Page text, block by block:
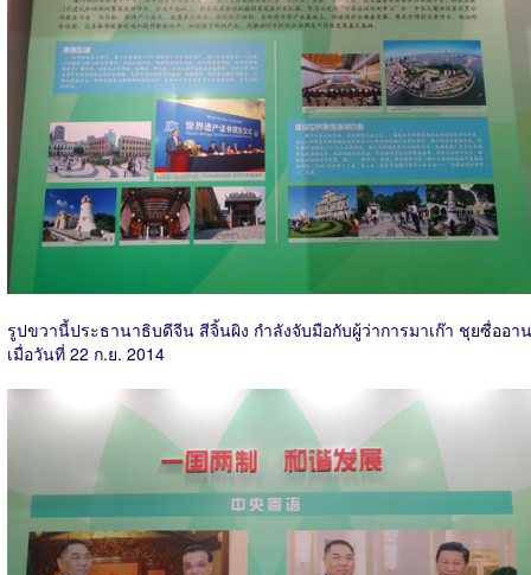
รูปขวานี้ประธานาธิบดีจีน สีจิ้นผิง กำลังจับมือกับผู้ว่าการมาเก๊า ชุยซื่ออาน
เมื่อวันที่ 22 ก.ย. 2014